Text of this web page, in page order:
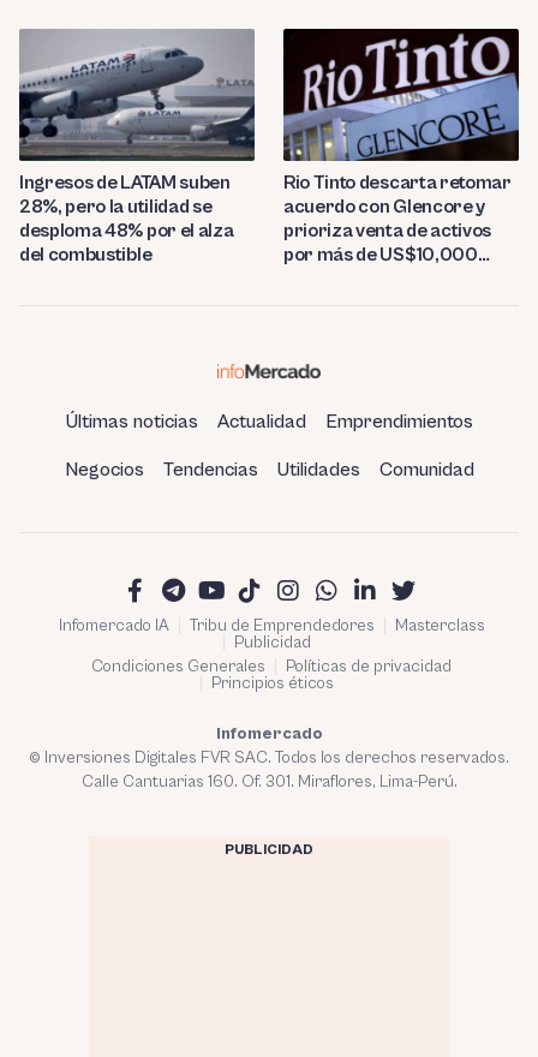
Ingresos de LATAM suben
28%, pero la utilidad se
desploma 48% por el alza
del combustible
Rio Tinto descarta retomar
acuerdo con Glencore y
prioriza venta de activos
por más de US$10,000
Últimas noticias Actualidad Emprendimientos
Negocios Tendencias Utilidades Comunidad
Infomercado IA Tribu de Emprendedores
Masterclass
Publicidad
Condiciones Generales
Políticas de privacidad
Principios éticos
Infomercado
© Inversiones Digitales FVR SAC. Todos los derechos reservados.
Calle Cantuarias 160. Of. 301. Miraflores, Lima-Perú.
PUBLICIDAD